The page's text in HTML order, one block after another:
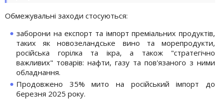
Обмежувальні заходи стосуються:
заборони на експорт та імпорт преміальних продуктів,
таких як новозеландське вино та морепродукти,
російська горілка та ікра, а також "стратегічно
важливих" товарів: нафти, газу та пов'язаного з ними
обладнання.
Продовжено 35% мито на російський імпорт до
березня 2025 року.